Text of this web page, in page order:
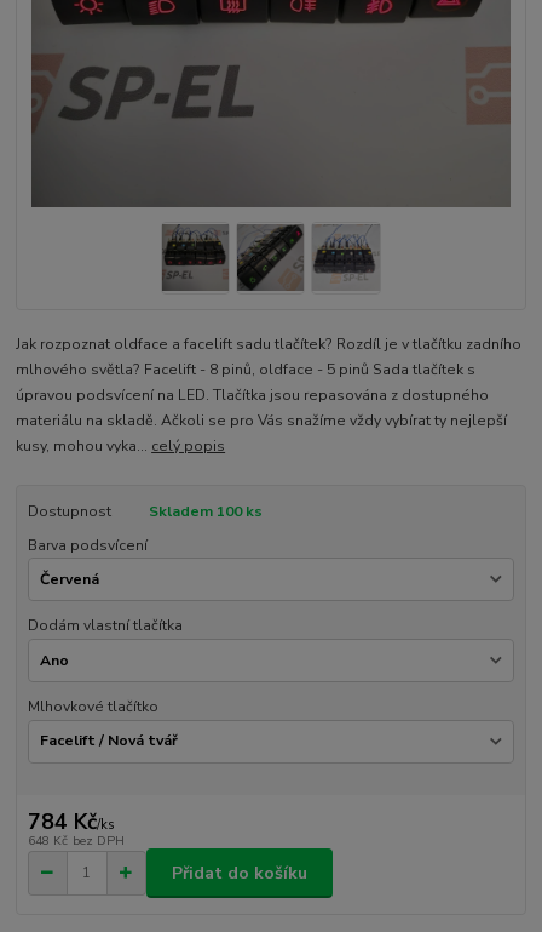
Jak rozpoznat oldface a facelift sadu tlačítek? Rozdíl je v tlačítku zadního
mlhového světla? Facelift - 8 pinů, oldface - 5 pinů Sada tlačítek s
úpravou podsvícení na LED. Tlačítka jsou repasována z dostupného
materiálu na skladě. Ačkoli se pro Vás snažíme vždy vybírat ty nejlepší
kusy, mohou vyka... celý popis
Dostupnost
Skladem 100 ks
Barva podsvícení
Dodám vlastní tlačítka
Mlhovkové tlačítko
784 Kč/ks
648 Kč bez DPH
Přidat do košíku